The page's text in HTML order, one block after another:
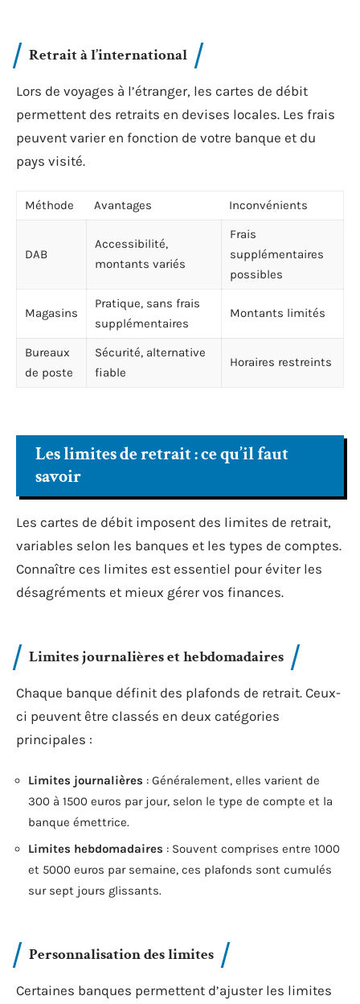
Retrait à l’international
Lors de voyages à l’étranger, les cartes de débit
permettent des retraits en devises locales. Les frais
peuvent varier en fonction de votre banque et du
pays visité.
Méthode Avantages Inconvénients
DAB
Accessibilité,
montants variés
Frais
supplémentaires
possibles
Magasins
Pratique, sans frais
supplémentaires
Montants limités
Bureaux
de poste
Sécurité, alternative
fiable
Horaires restreints
Les limites de retrait : ce qu’il faut
savoir
Les cartes de débit imposent des limites de retrait,
variables selon les banques et les types de comptes.
Connaître ces limites est essentiel pour éviter les
désagréments et mieux gérer vos finances.
Limites journalières et hebdomadaires
Chaque banque définit des plafonds de retrait. Ceux-
ci peuvent être classés en deux catégories
principales :
Limites journalières : Généralement, elles varient de
300 à 1500 euros par jour, selon le type de compte et la
banque émettrice.
Limites hebdomadaires : Souvent comprises entre 1000
et 5000 euros par semaine, ces plafonds sont cumulés
sur sept jours glissants.
Personnalisation des limites
Certaines banques permettent d’ajuster les limites